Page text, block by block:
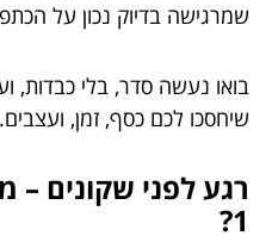
שמרגישה בדיוק נכון על
בואו נעשה סדר, בלי כבדות,
שיחסכו לכם כסף, זמן, ועצבים.
רגע לפני שקונים
1?